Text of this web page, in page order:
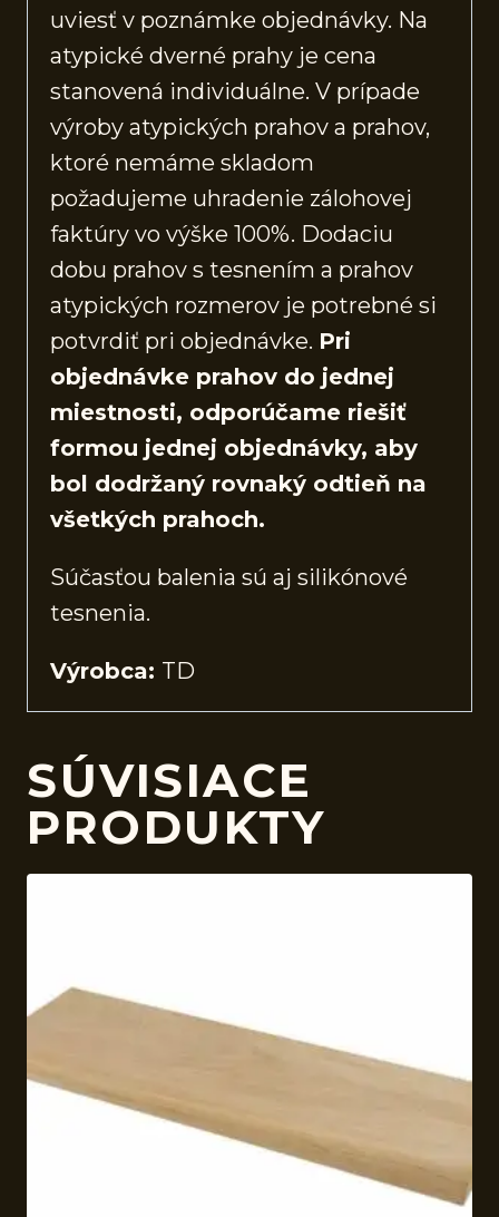
uviesť v poznámke objednávky. Na
atypické dverné prahy je cena
stanovená individuálne. V prípade
výroby atypických prahov a prahov,
ktoré nemáme skladom
požadujeme uhradenie zálohovej
faktúry vo výške 100%. Dodaciu
dobu prahov s tesnením a prahov
atypických rozmerov je potrebné si
potvrdiť pri objednávke. Pri
objednávke prahov do jednej
miestnosti, odporúčame riešiť
formou jednej objednávky, aby
bol dodržaný rovnaký odtieň na
všetkých prahoch.
Súčasťou balenia sú aj silikónové
tesnenia.
Výrobca: TD
SÚVISIACE
PRODUKTY